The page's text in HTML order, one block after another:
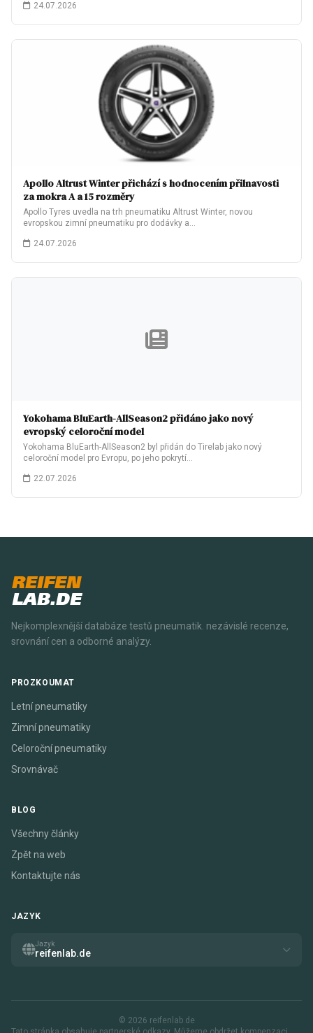
24.07.2026
Apollo Altrust Winter přichází s hodnocením přilnavosti
za mokra A a 15 rozměry
Apollo Tyres uvedla na trh pneumatiku Altrust Winter, novou
evropskou zimní pneumatiku pro dodávky a…
24.07.2026
Yokohama BluEarth-AllSeason2 přidáno jako nový
evropský celoroční model
Yokohama BluEarth-AllSeason2 byl přidán do Tirelab jako nový
celoroční model pro Evropu, po jeho pokrytí…
22.07.2026
REIFEN
LAB.DE
Nejkomplexnější databáze testů pneumatik. nezávislé recenze,
srovnání cen a odborné analýzy.
PROZKOUMAT
Letní pneumatiky
Zimní pneumatiky
Celoroční pneumatiky
Srovnávač
BLOG
Všechny články
Zpět na web
Kontaktujte nás
JAZYK
Jazyk
reifenlab.de
© 2026 reifenlab.de